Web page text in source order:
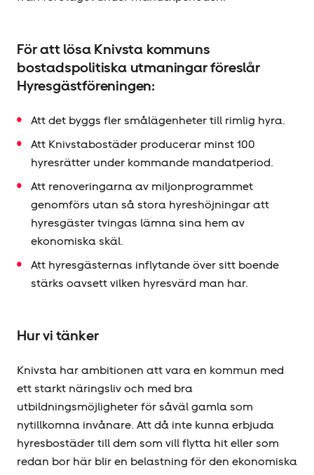
För att lösa Knivsta kommuns
bostadspolitiska utmaningar föreslår
Hyresgäst­föreningen:
Att det byggs fler smålägenheter till rimlig hyra.
Att Knivstabostäder producerar minst 100
hyresrätter under kommande mandatperiod.
Att renoveringarna av miljonprogrammet
genomförs utan så stora hyres­höjningar att
hyresgäster tvingas lämna sina hem av
ekonomiska skäl.
Att hyresgästernas inflytande över sitt boende
stärks oavsett vilken hyresvärd man har.
Hur vi tänker
Knivsta har ambitionen att vara en kommun med
ett starkt näringsliv och med bra
utbildningsmöjligheter för såväl gamla som
nytillkomna invånare. Att då inte kunna erbjuda
hyresbostäder till dem som vill flytta hit eller som
redan bor här blir en belastning för den ekonomiska